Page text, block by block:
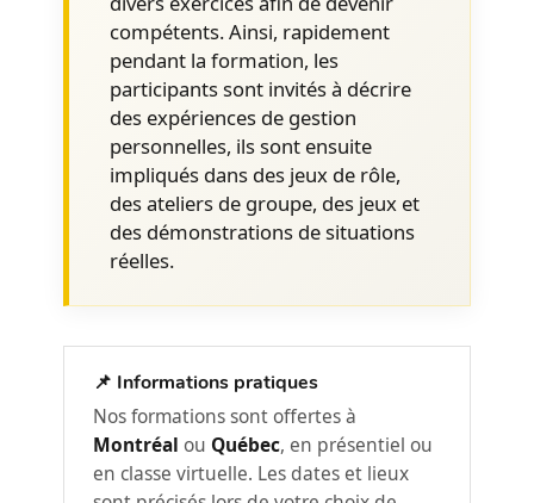
Comment préparer une rencontre
Virage 180MC
Différencier une approche de
coaching et une approche disciplinaire
Quels éléments préparer en amont de
la rencontre avec l’employé
(conversation informelle, constat,
notes...)
Quel doit être le déroulement de la
rencontre
Virage 180MC
Étape 1: Comment amener l’employé à
reconnaître un comportement
récurrent
compétents. Ainsi, rapidement
pendant la formation, les
participants sont invités à décrire
des expériences de gestion
personnelles, ils sont ensuite
impliqués dans des jeux de rôle,
des ateliers de groupe, des jeux et
des démonstrations de situations
réelles.
📌 Informations pratiques
Nos formations sont offertes à
Montréal ou Québec, en présentiel ou
en classe virtuelle. Les dates et lieux